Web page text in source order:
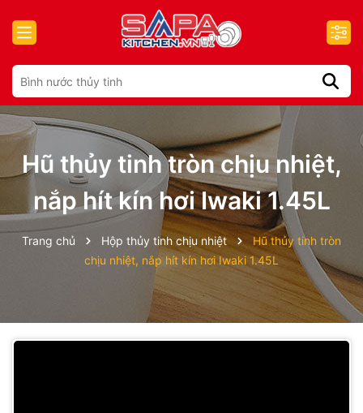
Hũ thủy tinh tròn chịu nhiệt,
nắp hít kín hơi Iwaki 1.45L
Trang chủ Hộp thủy tinh chịu nhiệt
Hũ thủy tinh tròn
chịu nhiệt, nắp hít kín hơi Iwaki 1.45L